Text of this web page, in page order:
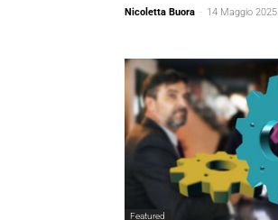
Nicoletta Buora - 14 Maggio 2025
Featured